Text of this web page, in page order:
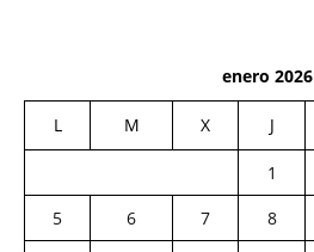
enero 2026
L M X J
1
5
6 7 8